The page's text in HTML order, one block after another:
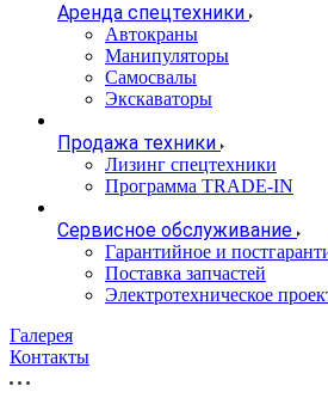
Аренда спецтехники
Автокраны
Манипуляторы
Самосвалы
Экскаваторы
Продажа техники
Лизинг спецтехники
Программа TRADE-IN
Сервисное обслуживание
Гарантийное и
Поставка запчастей
Электротехническое
Галерея
Контакты